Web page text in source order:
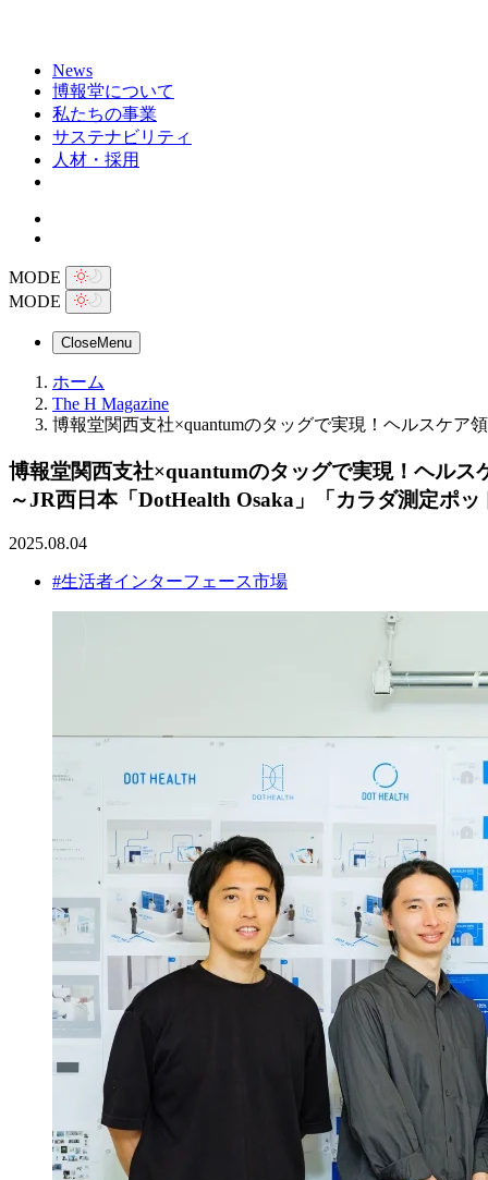
News
博報堂について
私たちの事業
サステナビリティ
人材・採用
MODE
MODE
CloseMenu
ホーム
The H Magazine
博報堂関西支社×quantumのタッグで実現！ヘルスケア
博報堂関西支社×quantumのタッグで実現！ヘルス
～JR西日本「DotHealth Osaka」「カラダ測定ポッ
2025.08.04
#生活者インターフェース市場